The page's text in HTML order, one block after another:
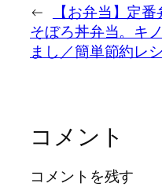
←
【お弁当】定
そぼろ丼弁当。キ
まし／簡単節約レ
コメント
コメントを残す